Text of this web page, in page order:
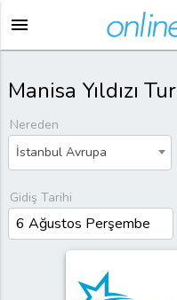
menu
Manisa Yıldızı Tur
Nereden
İstanbul Avrupa
Gidiş Tarihi